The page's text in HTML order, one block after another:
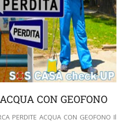
CON GEOFONO
PERDITE ACQUA CON GEOFONO Il